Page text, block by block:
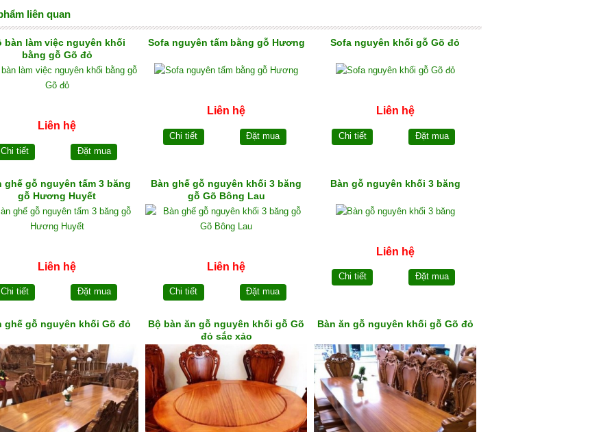
liên quan
bàn làm việc nguyên khối
bằng gỗ Gõ đỏ
Liên hệ
Chi tiết Đặt mua
Sofa nguyên tấm bằng gỗ Hương
Liên hệ
Chi tiết Đặt mua
Sofa nguyên khối gỗ Gõ đỏ
Liên hệ
Chi tiết Đặt mua
ghế gỗ nguyên tấm 3 băng
gỗ Hương Huyết
Liên hệ
Chi tiết Đặt mua
Bàn ghế gỗ nguyên khối 3 băng
gỗ Gõ Bông Lau
Liên hệ
Chi tiết Đặt mua
Bàn gỗ nguyên khối 3 băng
Liên hệ
Chi tiết Đặt mua
ghế gỗ nguyên khối Gõ đỏ
Bộ bàn ăn gỗ nguyên khối gỗ Gõ
đỏ sắc xảo
Bàn ăn gỗ nguyên khối gỗ Gõ đỏ